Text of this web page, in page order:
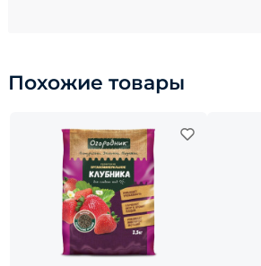
Похожие товары